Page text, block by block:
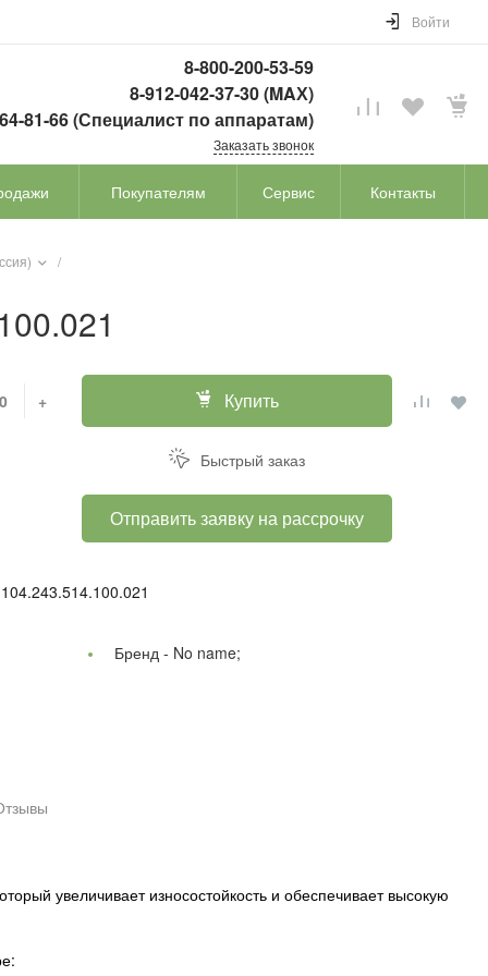
Войти
8-800-200-53-59
8-912-042-37-30 (MAХ)
81-66 (Специалист по аппаратам)
Заказать звонок
Покупателям Сервис Контакты
/
+ Купить
Быстрый заказ
Отправить заявку на рассрочку
Бренд - No name;
увеличивает износостойкость и обеспечивает высокую